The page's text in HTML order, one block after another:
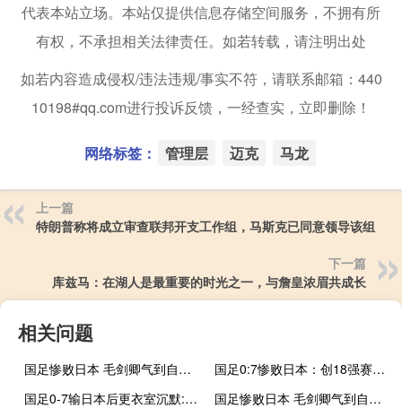
代表本站立场。本站仅提供信息存储空间服务，不拥有所
有权，不承担相关法律责任。如若转载，请注明出处
如若内容造成侵权/违法违规/事实不符，请联系邮箱：440
10198#qq.com进行投诉反馈，一经查实，立即删除！
网络标签： 管理层 迈克 马龙
上一篇
特朗普称将成立审查联邦开支工作组，马斯克已同意领导该组
下一篇
库兹马：在湖人是最重要的时光之一，与詹皇浓眉共成长
相关问题
国足惨败日本 毛剑卿气到自扇耳光
国足0:7惨败日本：创18强赛开门黑
国足0-7输日本后更衣室沉默:真尽力了，创史上最惨痛失利纪录
国足惨败日本 毛剑卿气到自扇耳光